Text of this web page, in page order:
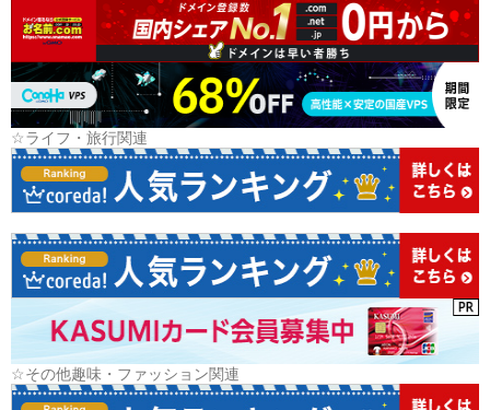
☆ライフ・旅行関連
☆その他趣味・ファッション関連